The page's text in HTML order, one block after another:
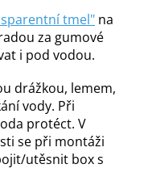
tmel" na
za gumové
i pod vodou.
drážkou, lemem,
vody. Při
protéct. V
se při montáži
utěsnit box s